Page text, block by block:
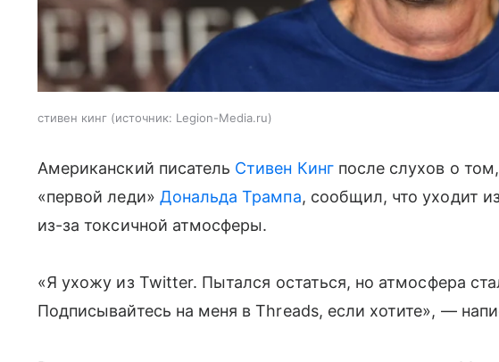
стивен кинг источник: Legion-Media.ru
Американский писатель Стивен Кингпосле слухов о
«первой леди» Дональда Трампа, сообщил, что уходит
из-за токсичной атмосферы.
«Я ухожу из Twitter. Пытался остаться, но атмосфера
Подписывайтесь на меня в Threads, если хотите», —